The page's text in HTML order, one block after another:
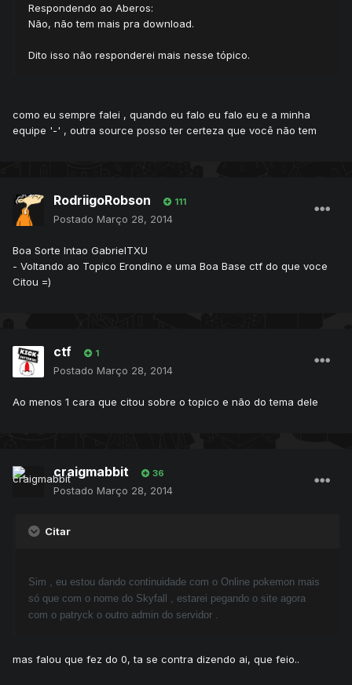
Respondendo ao Aberos:
Não, não tem mais pra download.
Dito isso não responderei mais nesse tópico.
como eu sempre falei , quando eu falo eu falo eu e a minha
equipe '-' , outra source posso ter certeza que você não tem
RodriigoRobson 111
Postado Março 28, 2014
Boa Sorte Intao GabrielTXU
- Voltando ao Topico Erondino e uma Boa Base ctf do que voce
Citou =)
ctf 1
Postado Março 28, 2014
Ao menos 1 cara que citou sobre o topico e não do tema dele
craigmabbit 36
Postado Março 28, 2014
Citar
Sim , eu estou dando continuidade com o Online pokemon mais
só que com o nome do Skyfall , estarei pegando o site agora
com o patryck o outro admin do servidor .
mas falou que fez do 0, ta se contra dizendo ai, que feio..